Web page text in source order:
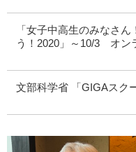
「女子中高生のみなさ
う！2020」～10/3 オン
文部科学省 「GIGAスク